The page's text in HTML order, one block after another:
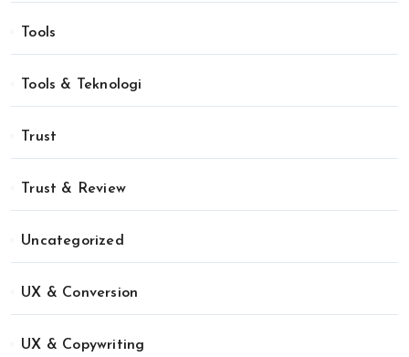
Tools
Tools & Teknologi
Trust
Trust & Review
Uncategorized
UX & Conversion
UX & Copywriting